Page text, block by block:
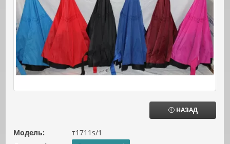
НАЗАД
Модель:
т1711s/1